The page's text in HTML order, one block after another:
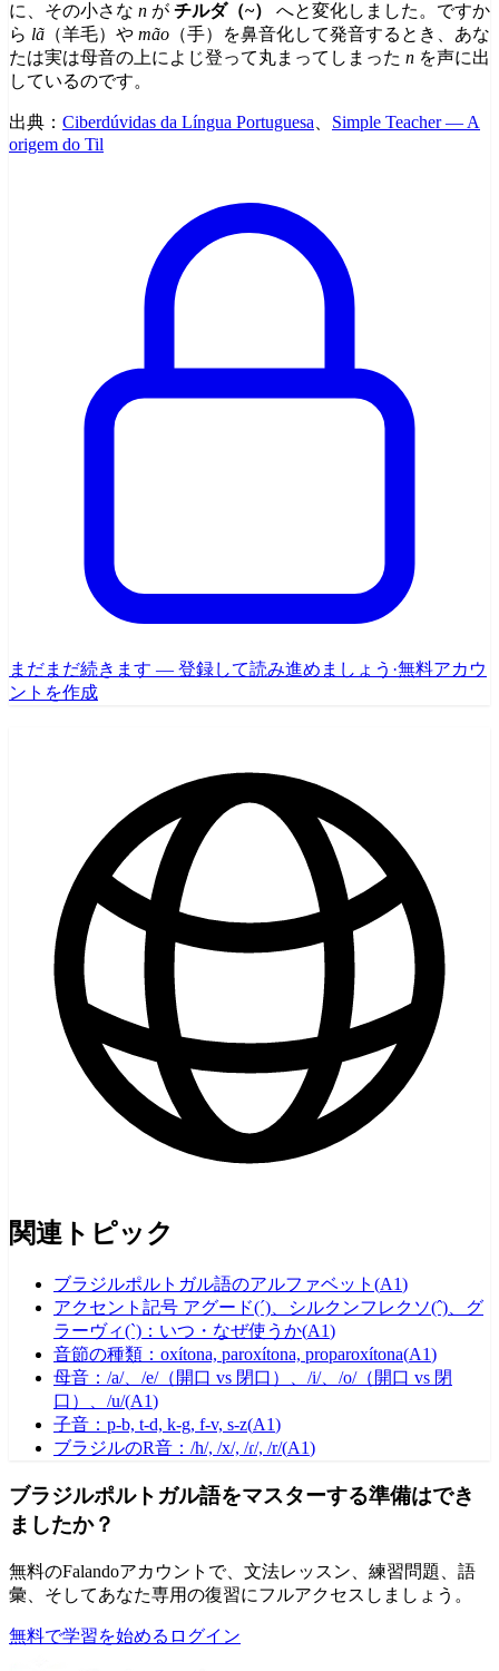
に、その小さな n が チルダ（~）
へと変化しました。ですか
ら lã （羊毛）や mão （手）を鼻音化して発音するとき、あな
たは実は母音の上によじ登って丸まってしまった n を声に出
しているのです。
出典： Ciberdúvidas da Língua Portuguesa
Simple Teacher — A
origem do Til
まだまだ続きます — 登録して読み進めましょう ·無料アカウ
ントを作成
関連トピック
ブラジルポルトガル語のアルファベット (A1)
アクセント記号 アグード(´)、シルクンフレクソ(ˆ)、グ
ラーヴィ(`)：いつ・なぜ使うか(A1)
音節の種類：oxítona, paroxítona, proparoxítona(A1)
母音：/a/、/e/（開口 vs 閉口）、/i/、/o/（開口 vs 閉
口）、/u/(A1)
子音：p-b, t-d, k-g, f-v, s-z(A1)
ブラジルのR音：/h/, /x/, /ɾ/, /r/(A1)
ブラジルポルトガル語をマスターする準備はでき
ましたか？
無料のFalandoアカウントで、文法レッスン、練習問題、語
彙、そしてあなた専用の復習にフルアクセスしましょう。
無料で学習を始める ログイン